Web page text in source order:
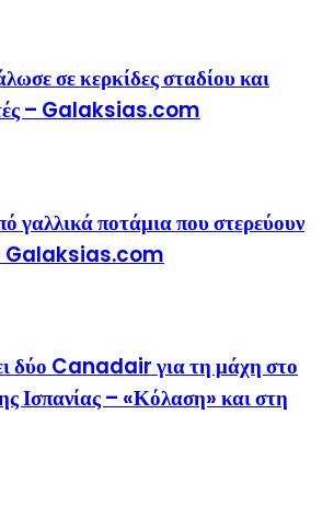
σε κερκίδες σταδίου και
– Galaksias.com
γαλλικά ποτάμια που στερεύουν
Galaksias.com
δύο Canadair για τη μάχη στο
Ισπανίας – «Κόλαση» και στη